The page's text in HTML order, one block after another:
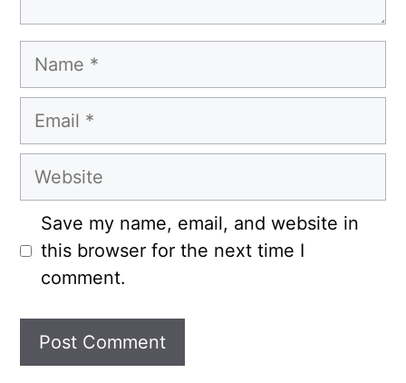
Name
Email
Website
Save my name, email, and website in
this browser for the next time I
comment.